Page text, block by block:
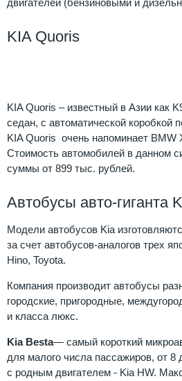
двигателей (бензиновыми и
KIA Quoris
KIA Quoris – известный в Азии как
седан, с автоматической
KIA Quoris очень напоминает BMW
Стоимость автомобилей в данном
суммы от 899 тыс. рублей.
Автобусы авто-гиганта
Модели автобусов Kia
за счет автобусов-аналогов трех
Hino, Toyota.
Компания производит автобусы
городские, пригородные,
и класса люкс.
Kia Besta— самый короткий
для малого числа пассажиров, от 8
с родным двигателем - Kia HW.